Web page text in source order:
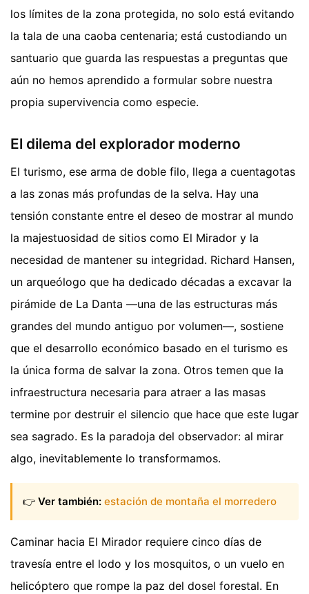
los límites de la zona protegida, no solo está evitando
la tala de una caoba centenaria; está custodiando un
santuario que guarda las respuestas a preguntas que
aún no hemos aprendido a formular sobre nuestra
propia supervivencia como especie.
El dilema del explorador moderno
El turismo, ese arma de doble filo, llega a cuentagotas
a las zonas más profundas de la selva. Hay una
tensión constante entre el deseo de mostrar al mundo
la majestuosidad de sitios como El Mirador y la
necesidad de mantener su integridad. Richard Hansen,
un arqueólogo que ha dedicado décadas a excavar la
pirámide de La Danta —una de las estructuras más
grandes del mundo antiguo por volumen—, sostiene
que el desarrollo económico basado en el turismo es
la única forma de salvar la zona. Otros temen que la
infraestructura necesaria para atraer a las masas
termine por destruir el silencio que hace que este lugar
sea sagrado. Es la paradoja del observador: al mirar
algo, inevitablemente lo transformamos.
👉 Ver también: estación de montaña el morredero
Caminar hacia El Mirador requiere cinco días de
travesía entre el lodo y los mosquitos, o un vuelo en
helicóptero que rompe la paz del dosel forestal. En